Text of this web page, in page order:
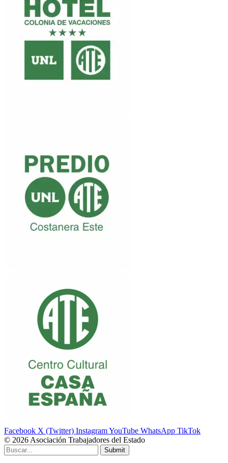
Facebook X (Twitter) InstagramYouTube WhatsApp TikTok
© 2026 Asociación Trabajadores del Estado
Submit